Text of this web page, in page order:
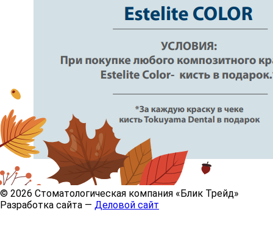
© 2026 Стоматологическая компания «Блик Трейд»
Разработка сайта — Деловой сайт